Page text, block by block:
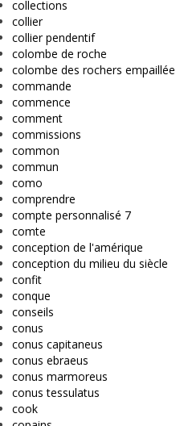
collections
collier
collier pendentif
colombe de roche
colombe des rochers empaillée
commande
commence
comment
commissions
common
commun
como
comprendre
compte personnalisé 7
comte
conception de l'amérique
conception du milieu du siècle
confit
conque
conseils
conus
conus capitaneus
conus ebraeus
conus marmoreus
conus tessulatus
cook